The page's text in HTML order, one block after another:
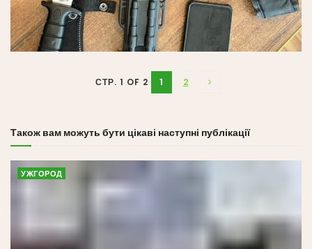
СТР. 1 OF 2 1 2
Також вам можуть бути цікаві наступні публікації
УЖГОРОД